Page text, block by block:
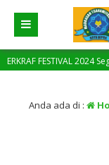
2024 Segera
Anda ada di :